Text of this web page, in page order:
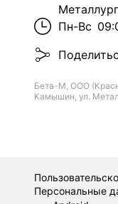
Пн-Вс
Бета-М, ООО
Камышин, ул.
Персональные